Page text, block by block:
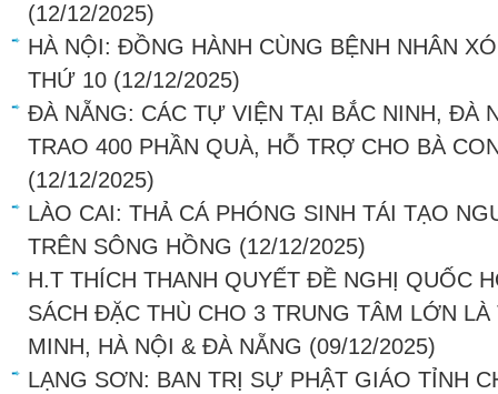
(12/12/2025)
HÀ NỘI: ĐỒNG HÀNH CÙNG BỆNH NHÂN
THỨ 10 (12/12/2025)
ĐÀ NẴNG: CÁC TỰ VIỆN TẠI BẮC NINH, ĐÀ
TRAO 400 PHẦN QUÀ, HỖ TRỢ CHO BÀ
(12/12/2025)
LÀO CAI: THẢ CÁ PHÓNG SINH TÁI TẠO
TRÊN SÔNG HỒNG (12/12/2025)
H.T THÍCH THANH QUYẾT ĐỀ NGHỊ QUỐC
SÁCH ĐẶC THÙ CHO 3 TRUNG TÂM LỚN
MINH, HÀ NỘI & ĐÀ NẴNG (09/12/2025)
LẠNG SƠN: BAN TRỊ SỰ PHẬT GIÁO TỈNH